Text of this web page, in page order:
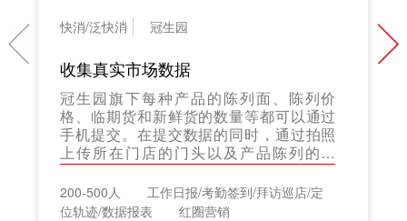
快消/泛快消 冠生园
收集真实市场数据
冠生园旗下每种产品的陈列面、陈列价
格、临期货和新鲜货的数量等都可以通过
手机提交。在提交数据的同时，通过拍照
上传所在门店的门头以及产品陈列的照
片，保证了数据采集的真实性。
200-500人
工作日报/考勤签到/拜访巡店/定
位轨迹/数据报表
红圈营销